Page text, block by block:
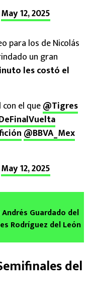
May 12, 2025
para los de Nicolás
un gran
les costó el
el que@Tigres
@BBVA_Mex
May 12, 2025
Guardado del
Rodríguez del León
del